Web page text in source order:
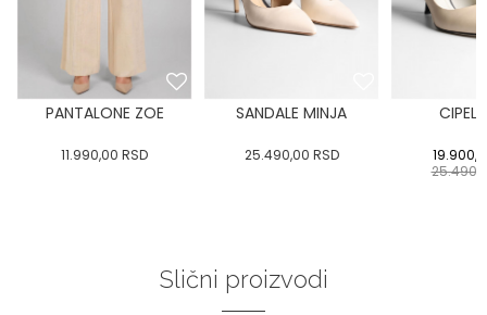
PANTALONE ZOE
11.990,00 RSD
SANDALE MINJA
25.490,00 RSD
Slični proizvodi